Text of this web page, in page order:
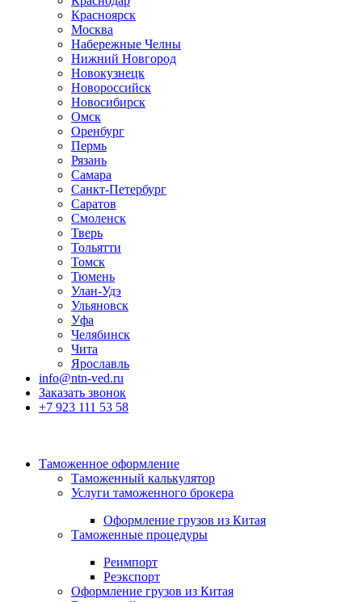
Красноярск
Москва
Набережные Челны
Нижний Новгород
Новокузнецк
Новороссийск
Новосибирск
Омск
Оренбург
Пермь
Рязань
Самара
Санкт-Петербург
Саратов
Смоленск
Тверь
Тольятти
Томск
Тюмень
Улан-Удэ
Ульяновск
Уфа
Челябинск
Чита
Ярославль
info@ntn-ved.ru
Заказать звонок
+7 923 111 53 58
Таможенное оформление
Таможенный калькулятор
Услуги таможенного брокера
Оформление грузов из Китая
Таможенные процедуры
Реимпорт
Реэкспорт
Оформление грузов из Китая